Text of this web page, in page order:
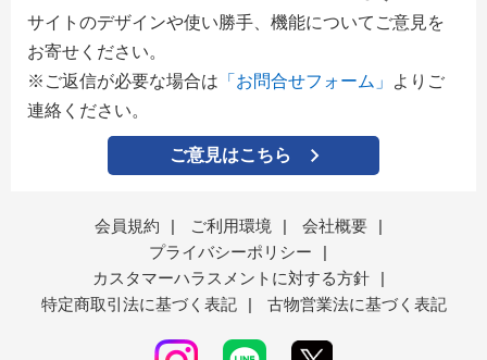
サイトのデザインや使い勝手、機能についてご意見を
お寄せください。
※ご返信が必要な場合は 「お問合せフォーム」
よりご
連絡ください。
ご意見はこちら
会員規約 | ご利用環境 | 会社概要
|
プライバシーポリシー
|
カスタマーハラスメントに対する方針
|
特定商取引法に基づく表記
| 古物営業法に基づく表記